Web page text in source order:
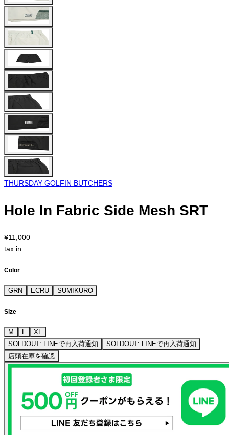
THURSDAY GOLFIN BUTCHERS
Hole In Fabric Side Mesh SRT
¥11,000
tax in
Color
GRN ECRU SUMIKURO
Size
M L
XL
SOLDOUT: LINEで再入荷通知
SOLDOUT: LINEで再入荷通知
店頭在庫を確認